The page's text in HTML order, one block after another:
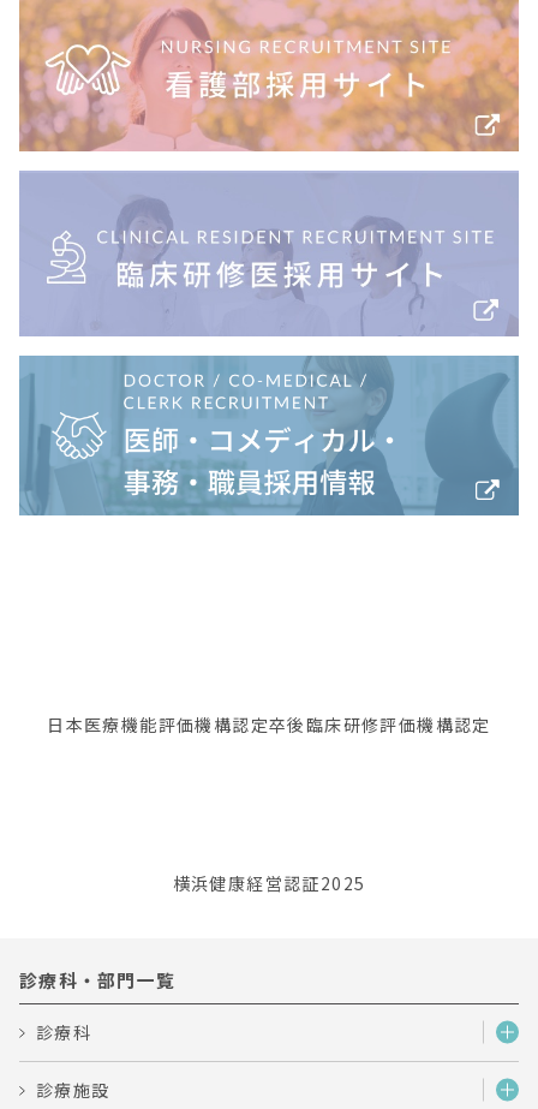
日本医療機能評価機構認定卒後臨床研修評価機構認定
横浜健康経営認証2025
診療科・部門一覧
診療科
診療施設